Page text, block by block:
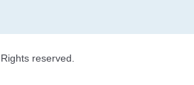
reserved.